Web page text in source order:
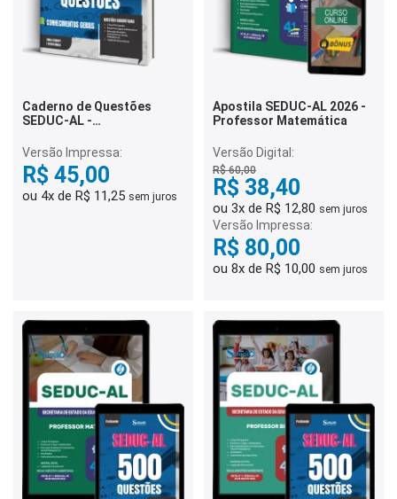
Caderno de Questões
SEDUC-AL -
500 Questões Gabaritadas
Versão Impressa:
R$ 45,00
ou 4x de R$ 11,25 sem juros
Apostila SEDUC-AL 2026 -
Professor Matemática
Versão Digital:
R$ 60,00
R$ 38,40
ou 3x de R$ 12,80 sem juros
Versão Impressa:
R$ 80,00
ou 8x de R$ 10,00 sem juros